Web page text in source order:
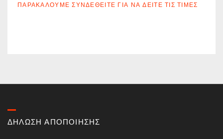
ΠΑΡΑΚΑΛΟΎΜΕ ΣΥΝΔΕΘΕΊΤΕ ΓΙΑ ΝΑ ΔΕΊΤΕ ΤΙΣ ΤΙΜΈΣ
ΔΗΛΩΣΗ ΑΠΟΠΟΙΗΣΗΣ